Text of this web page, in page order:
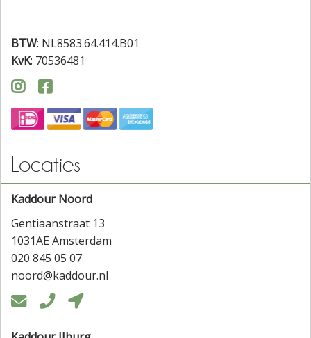
BTW: NL8583.64.414.B01
KvK: 70536481
 
Locaties
Kaddour Noord
Gentiaanstraat 13
1031AE Amsterdam
020 845 05 07
noord@kaddour.nl
  